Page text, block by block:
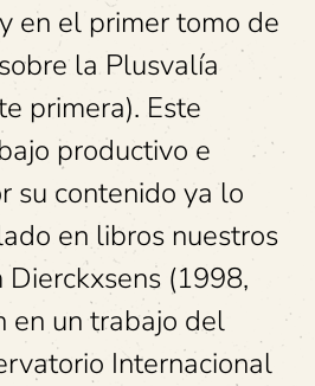
en el primer tomo de
la Plusvalía
primera). Este
productivo e
su contenido ya lo
en libros nuestros
(1998,
en un trabajo del
Internacional